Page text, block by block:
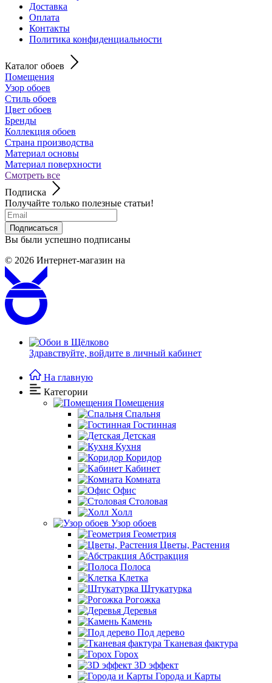
Доставка
Оплата
Контакты
Политика конфиденциальности
Каталог обоев
Помещения
Узор обоев
Стиль обоев
Цвет обоев
Бренды
Коллекция обоев
Страна производства
Материал основы
Материал поверхности
Смотреть все
Подписка
Получайте только полезные статьи!
Подписаться
Вы были успешно подписаны
© 2026 Интернет-магазин на
Здравствуйте, войдите в личный кабинет
На главную
Категории
Помещения
Спальня
Гостинная
Детская
Кухня
Коридор
Кабинет
Комната
Офис
Столовая
Холл
Узор обоев
Геометрия
Цветы, Растения
Абстракция
Полоса
Клетка
Штукатурка
Рогожка
Деревья
Камень
Под дерево
Тканевая фактура
Горох
3D эффект
Города и Карты